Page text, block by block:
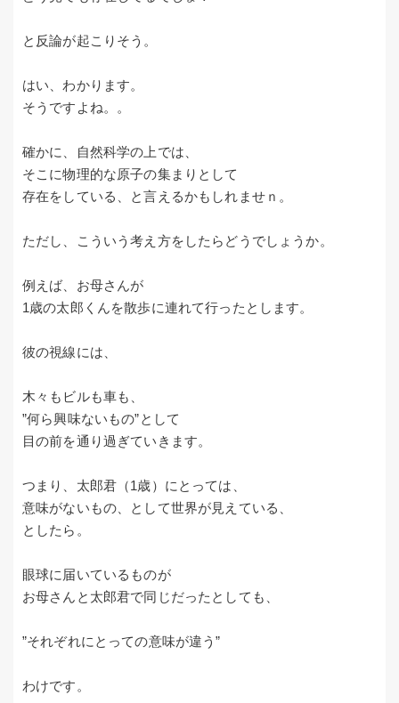
と反論が起こりそう。
はい、わかります。
そうですよね。。
確かに、自然科学の上では、
そこに物理的な原子の集まりとして
存在をしている、と言えるかもしれませｎ。
ただし、こういう考え方をしたらどうでしょうか。
例えば、お母さんが
1歳の太郎くんを散歩に連れて行ったとします。
彼の視線には、
木々もビルも車も、
”何ら興味ないもの”として
目の前を通り過ぎていきます。
つまり、太郎君（1歳）にとっては、
意味がないもの、として世界が見えている、
としたら。
眼球に届いているものが
お母さんと太郎君で同じだったとしても、
”それぞれにとっての意味が違う”
わけです。